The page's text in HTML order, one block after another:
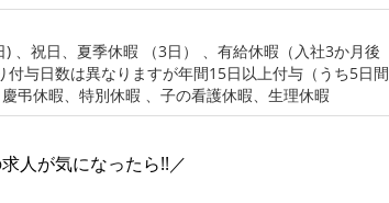
) 、祝日、夏季休暇 （3日） 、有給休暇（入社3か月後
付与日数は異なりますが年間15日以上付与（うち5日間
弔休暇、特別休暇 、子の看護休暇、生理休暇
人が気になったら!!／